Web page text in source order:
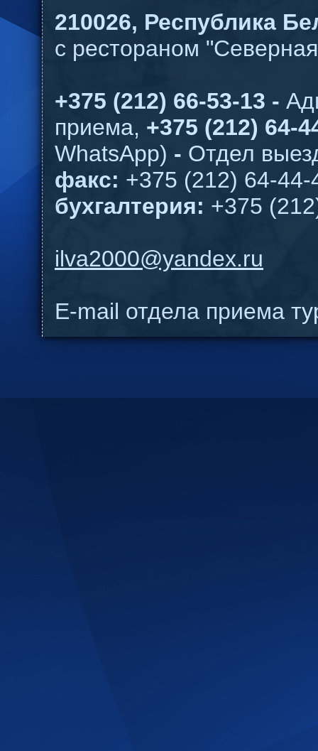
210026, Республика
с рестораном
+375 (212) 66-53-13 -
приема, +375 (212) 64-
WhatsApp) - Отдел
факс: +375 (212) 64-44-
бухгалтерия: +375
ilva2000@yandex.ru
E-mail отдела приема